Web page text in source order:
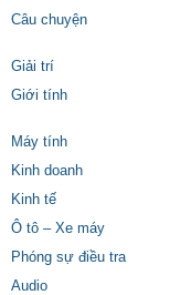
Câu chuyện
Giải trí
Giới tính
Máy tính
Kinh doanh
Kinh tế
Ô tô – Xe máy
Phóng sự điều tra
Audio